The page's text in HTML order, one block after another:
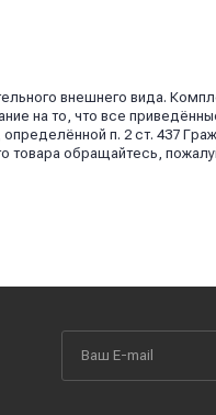
внешнего вида.
на то, что все
п. 2 ст. 437
обращайтесь,